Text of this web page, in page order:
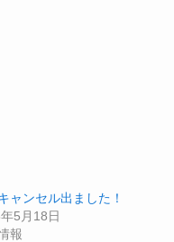
ャンセル出ました！
5月18日
報